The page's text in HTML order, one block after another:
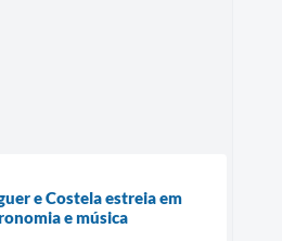
e Costela estreia em
e música